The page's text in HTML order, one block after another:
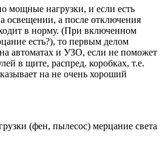
мощные нагрузки, и если есть
освещении, а после отключения
в норму. (При включенном
есть?), то первым делом
автоматах и УЗО, если не поможет
в щите, распред. коробках, т.е.
на не очень хороший
(фен, пылесос) мерцание света